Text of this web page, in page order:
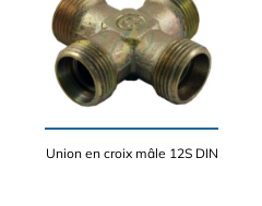
Union en croix mâle 12S DIN